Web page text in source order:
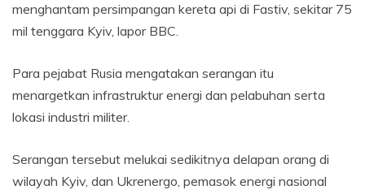
menghantam persimpangan kereta api di Fastiv, sekitar 75
mil tenggara Kyiv, lapor BBC.
Para pejabat Rusia mengatakan serangan itu
menargetkan infrastruktur energi dan pelabuhan serta
lokasi industri militer.
Serangan tersebut melukai sedikitnya delapan orang di
wilayah Kyiv, dan Ukrenergo, pemasok energi nasional